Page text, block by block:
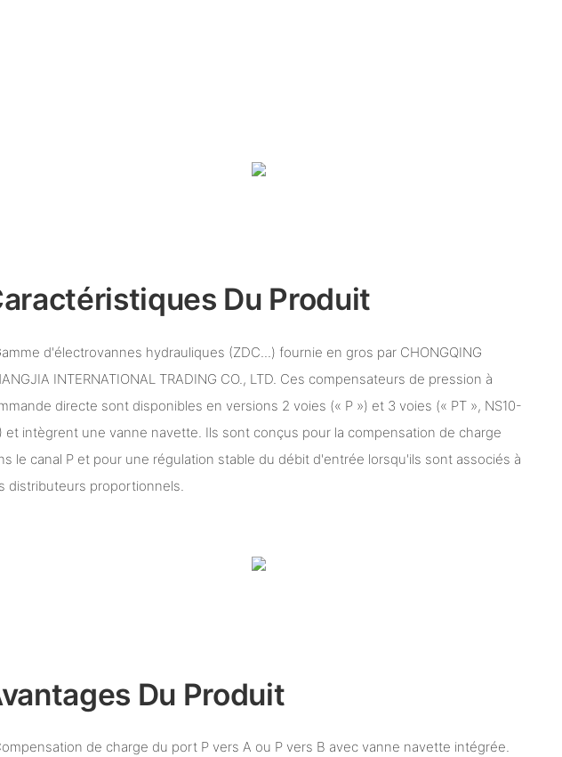
Du Produit
d'électrovannes hydrauliques (ZDC...) fournie en gros par CHONGQING
INTERNATIONAL TRADING CO., LTD. Ces compensateurs de pression à
directe sont disponibles en versions 2 voies (« P ») et 3 voies (« PT », NS10-
et intègrent une vanne navette. Ils sont conçus pour la compensation de charge
le canal P et pour une régulation stable du débit d'entrée lorsqu'ils sont associés à
distributeurs proportionnels.
Du Produit
de charge du port P vers A ou P vers B avec vanne navette intégrée.